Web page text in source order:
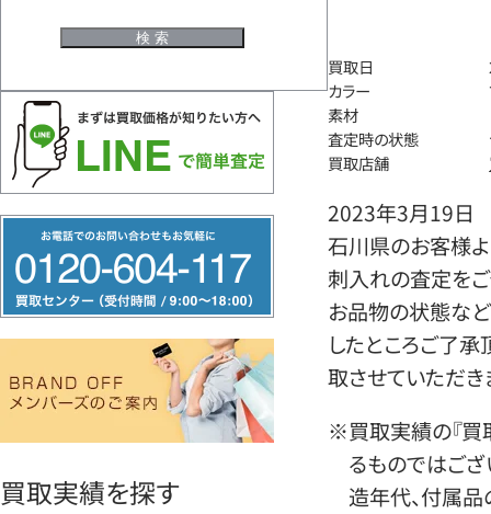
リ
ー
ヤ
買取実績を探す
買取日
カラー
素材
査定時の状態
買取店舗
2023年3月19日
石川県のお客様
刺入れの査定を
お品物の状態など
したところご了
取させていただき
※買取実績の『買
るものではござ
造年代、付属品